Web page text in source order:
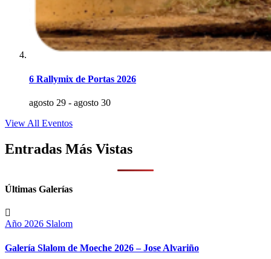
6 Rallymix de Portas 2026
agosto 29 - agosto 30
View All Eventos
Entradas Más Vistas
Últimas Galerías
Año 2026 Slalom
Galería Slalom de Moeche 2026 – Jose Alvariño